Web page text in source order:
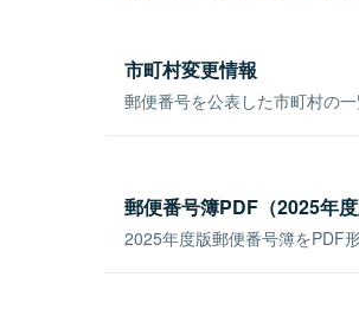
市町村変更情報
郵便番号を公表した市町村の
郵便番号簿PDF（2025年度
2025年度版郵便番号簿をPDF